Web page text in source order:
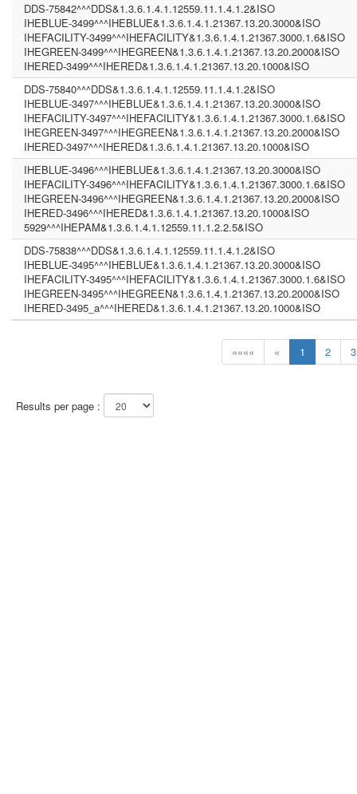
«««« « 1 2 3
Results per page :
DDS-75842^^^DDS&1.3.6.1.4.1.12559.11.1.4.1.2&ISO
IHEBLUE-3499^^^IHEBLUE&1.3.6.1.4.1.21367.13.20.3000&ISO
IHEFACILITY-3499^^^IHEFACILITY&1.3.6.1.4.1.21367.3000.1.6&ISO
IHEGREEN-3499^^^IHEGREEN&1.3.6.1.4.1.21367.13.20.2000&ISO
IHERED-3499^^^IHERED&1.3.6.1.4.1.21367.13.20.1000&ISO
DDS-75840^^^DDS&1.3.6.1.4.1.12559.11.1.4.1.2&ISO
IHEBLUE-3497^^^IHEBLUE&1.3.6.1.4.1.21367.13.20.3000&ISO
IHEFACILITY-3497^^^IHEFACILITY&1.3.6.1.4.1.21367.3000.1.6&ISO
IHEGREEN-3497^^^IHEGREEN&1.3.6.1.4.1.21367.13.20.2000&ISO
IHERED-3497^^^IHERED&1.3.6.1.4.1.21367.13.20.1000&ISO
IHEBLUE-3496^^^IHEBLUE&1.3.6.1.4.1.21367.13.20.3000&ISO
IHEFACILITY-3496^^^IHEFACILITY&1.3.6.1.4.1.21367.3000.1.6&ISO
IHEGREEN-3496^^^IHEGREEN&1.3.6.1.4.1.21367.13.20.2000&ISO
IHERED-3496^^^IHERED&1.3.6.1.4.1.21367.13.20.1000&ISO
5929^^^IHEPAM&1.3.6.1.4.1.12559.11.1.2.2.5&ISO
DDS-75838^^^DDS&1.3.6.1.4.1.12559.11.1.4.1.2&ISO
IHEBLUE-3495^^^IHEBLUE&1.3.6.1.4.1.21367.13.20.3000&ISO
IHEFACILITY-3495^^^IHEFACILITY&1.3.6.1.4.1.21367.3000.1.6&ISO
IHEGREEN-3495^^^IHEGREEN&1.3.6.1.4.1.21367.13.20.2000&ISO
IHERED-3495_a^^^IHERED&1.3.6.1.4.1.21367.13.20.1000&ISO